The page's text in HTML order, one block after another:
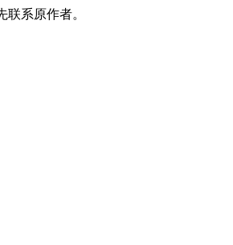
系原作者。